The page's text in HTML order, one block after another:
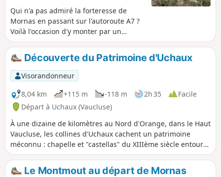
Qui n'a pas admiré la forteresse de
Mornas en passant sur l'autoroute A7 ?
Voilà l'occasion d'y monter par un
chemin très accessible et d'admirer le
paysage qu'offre la vallée du Rhône
depuis une falaise de plus de 100 m
puis de poursuivre par une boucle entre
garrigue et pinèdes. Une variante d'un
circuit proposé sur place, variante qui
évite un retour par une route
goudronnée assez fréquentée entre
immeubles et habitations.
Découverte du Patrimoine d'Uchaux
Visorandonneur
8,04 km
+115 m -118 m 2h 35
Facile
Départ à Uchaux (Vaucluse)
À une dizaine de kilomètres au Nord d'Orange, dans le Haut
Vaucluse, les collines d'Uchaux cachent un patrimoine
méconnu : chapelle et "castellas" du XIIIème siècle entourés
de forêts et de vignes offrant des vins de qualité vous y
attendent.
Le Montmout au départ de Mornas